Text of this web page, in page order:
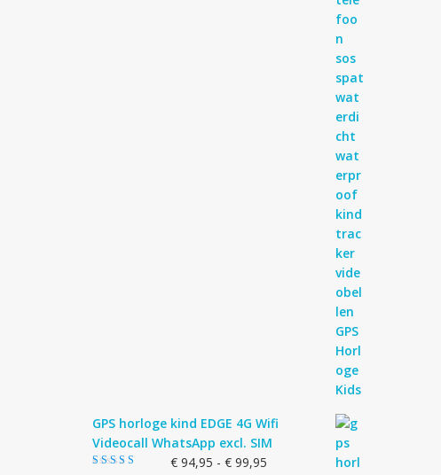
GPS horloge kind EDGE 4G Wifi
Videocall WhatsApp excl. SIM
€ 94,95 - € 99,95